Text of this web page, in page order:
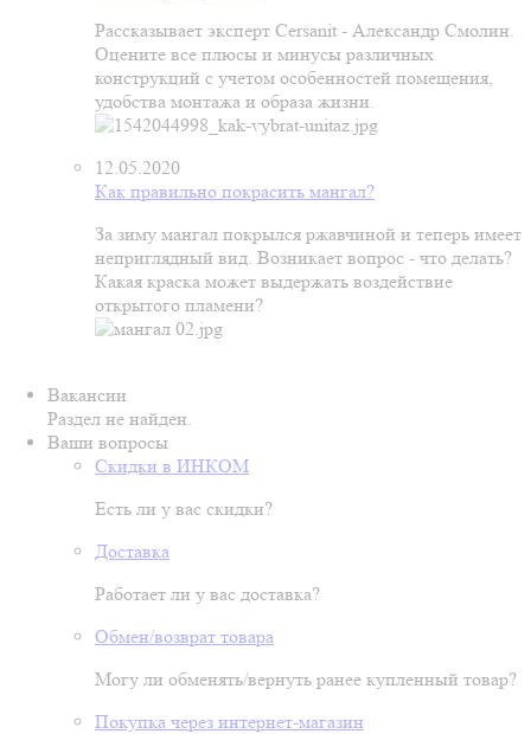
Рассказывает эксперт Cersanit - Александр Смолин.
Оцените все плюсы и минусы различных
конструкций с учетом особенностей помещения,
удобства монтажа и образа жизни.
12.05.2020
Как правильно покрасить мангал?
За зиму мангал покрылся ржавчиной и теперь имеет
неприглядный вид. Возникает вопрос - что делать?
Какая краска может выдержать воздействие
открытого пламени?
Вакансии
Раздел не найден.
Ваши вопросы
Скидки в ИНКОМ
Есть ли у вас скидки?
Доставка
Работает ли у вас доставка?
Обмен/возврат товара
Могу ли обменять/вернуть ранее купленный товар?
Покупка через интернет-магазин